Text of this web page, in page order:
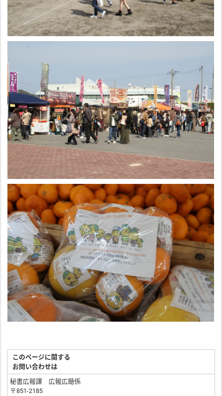
このページに関する
お問い合わせは
秘書広報課 広報広聴係
〒851-2185